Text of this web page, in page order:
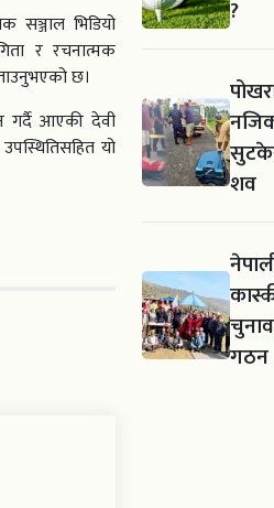
भिडियो
र रचनात्मक
छ।
गर्दै आएकी देवी
यो
?
शव
चुनाव
गठन